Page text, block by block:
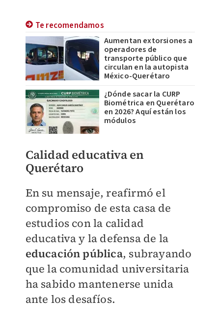
Te recomendamos
Aumentan extorsiones a
operadores de
transporte público que
circulan en la autopista
México-Querétaro
¿Dónde sacar la CURP
Biométrica en Querétaro
en 2026? Aquí están los
módulos
Calidad educativa en
Querétaro
En su mensaje, reafirmó el
compromiso de esta casa de
estudios con la calidad
educativa y la defensa de la
educación pública, subrayando
que la comunidad universitaria
ha sabido mantenerse unida
ante los desafíos.